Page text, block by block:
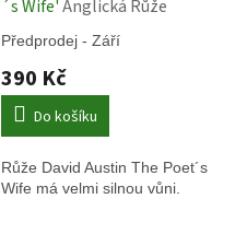
´s Wife'Anglická Růže
Předprodej - Září
390 Kč
Do košíku
Růže David Austin The Poet´s
Wife má velmi silnou vůni.